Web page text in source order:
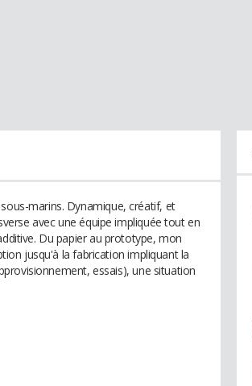
marins. Dynamique, créatif, et
avec une équipe impliquée tout en
Du papier au prototype, mon
jusqu'à la fabrication impliquant la
essais), une situation